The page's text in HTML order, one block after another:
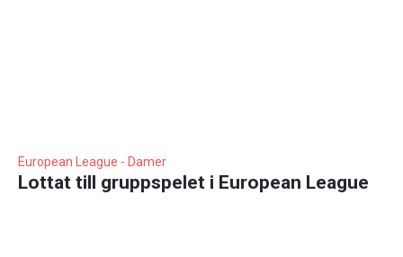
European League - Damer
Lottat till gruppspelet i European League